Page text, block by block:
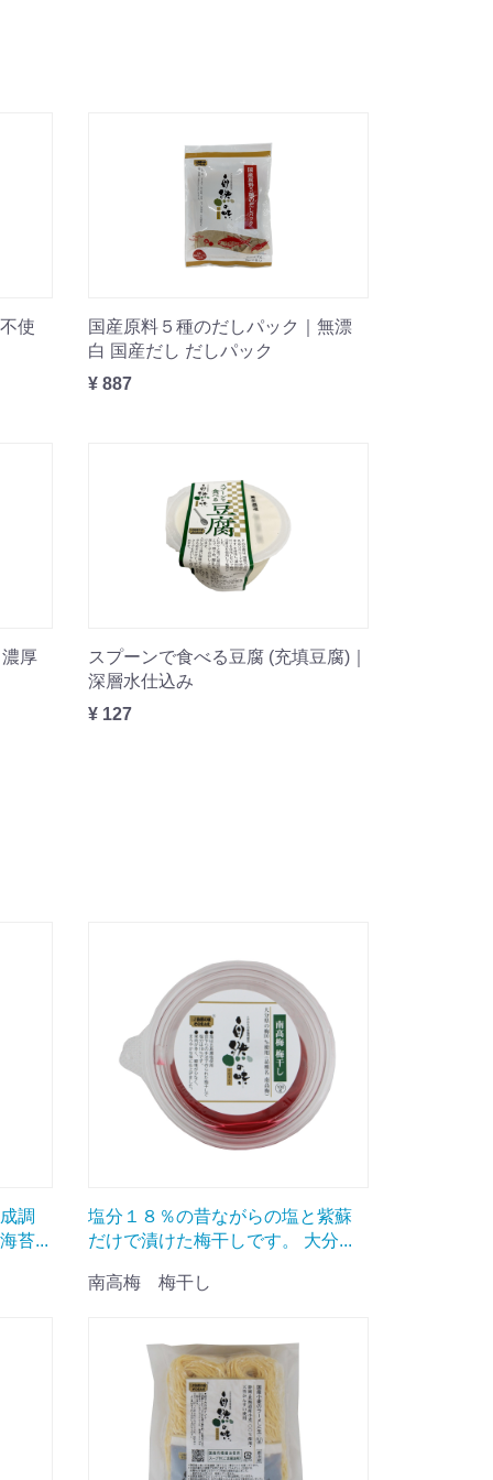
使
国産原料５種のだしパック｜無漂
白 国産だし だしパック
¥ 887
厚
スプーンで食べる豆腐 (充填豆腐)｜
深層水仕込み
¥ 127
調
苔...
塩分１８％の昔ながらの塩と紫蘇
だけで漬けた梅干しです。 大分...
南高梅 梅干し